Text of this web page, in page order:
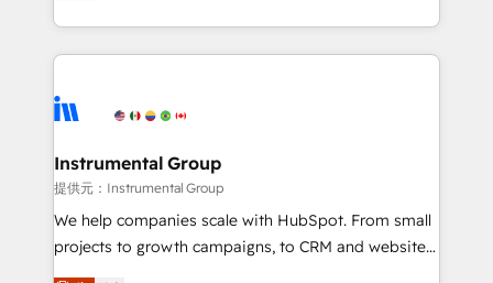
implementations than any other Partner 💻 -
agency for an Ops problem. Don't hire a technical
agency for a growth problem. Hire a partner built to
hands you the blend of HubSpot expertise &
eminent solutions & integrations. Trust us to
Elite Partners with 10+ years of HubSpot experience
Premier Partner 2023 🌟5 HubSpot Accreditations 🌟
Won HubSpot Theme Challenge 2021 🌟INBOUND’19
HubSpot Rising Star Why us? Harnessing the full
potential of the powerful HubSpot CRM. ✔️A team of
Instrumental Group
提供元：Instrumental Group
We help companies scale with HubSpot. From small
projects to growth campaigns, to CRM and websites.
Hire an agency that's experienced in every inch of